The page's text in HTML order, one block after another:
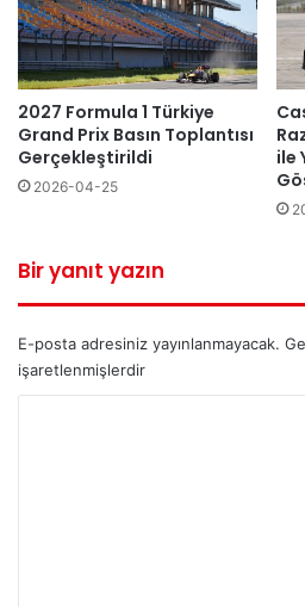
2027 Formula 1 Türkiye
Grand Prix Basın Toplantısı
Gerçekleştirildi
2026-04-25
ile
Bir yanıt yazın
E-posta adresiniz yayınlanmayacak.
işaretlenmişlerdir